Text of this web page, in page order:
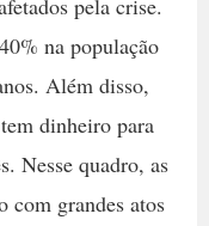
na população
Além disso,
dinheiro para
Nesse quadro, as
com grandes atos